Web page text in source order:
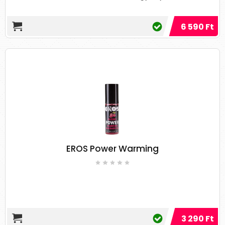
Egereken végzett tanulmány azt találta,
hogy az olívaolaj a helyes módon
izomfájdalmakat és megakadályozza a
sportsérüléseket.
Az olívaolaj fokozza a kimerült izmok
vérátáramlását és gyorsabban eltávolítja
a tejsavat, ami az izmok gyorsabb
felépülését eredményezi.[2]
zsíros, és gyorsan felszívódik a bőrbe. Közepes
láncú triglicerideket tartalmaz, és ezért jó
6 590 Ft
EROS Power Warming
3 290 Ft